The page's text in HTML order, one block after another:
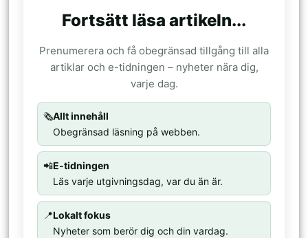
Fortsätt läsa artikeln...
Prenumerera och få obegränsad tillgång till alla
artiklar och e-tidningen – nyheter nära dig,
varje dag.
🗞️Allt innehåll
Obegränsad läsning på webben.
📲E-tidningen
Läs varje utgivningsdag, var du än är.
📍Lokalt fokus
Nyheter som berör dig och din vardag.